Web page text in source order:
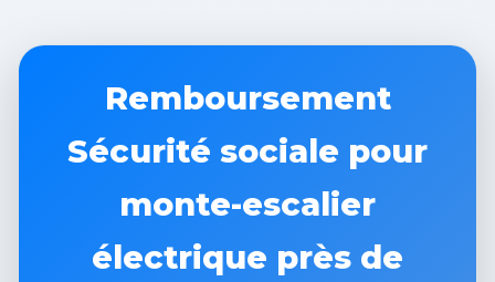
Remboursement
Sécurité sociale pour
monte-escalier
électrique près de